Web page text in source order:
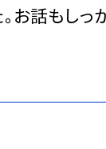
お話もしっ